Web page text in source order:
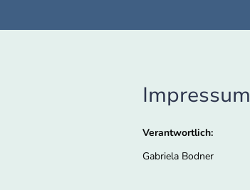
Impressum
Verantwortlich:
Gabriela Bodner